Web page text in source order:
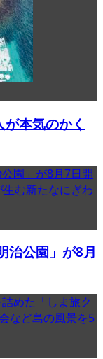
本気のかく
治公園」が8月